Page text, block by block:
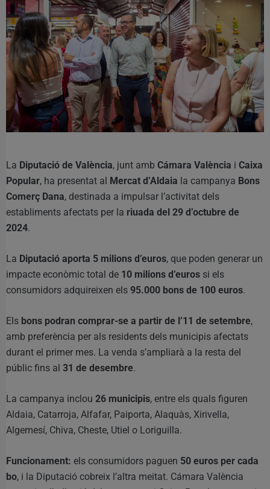
La Diputació de València, junt amb Cámara València i Caixa
Popular, ha presentat al Mercat d’Aldaia la campanya Bons
Comerç Dana, destinada a impulsar l’activitat dels
establiments afectats per la riuada del 29 d’octubre de
2024.
La Diputació aporta 5 milions d’euros, que poden generar un
impacte econòmic total de 10 milions d’euros si els
consumidors adquireixen els 95.000 bons de 100 euros.
Els bons podran comprar-se a partir de l’11 de setembre,
amb preferència per als residents dels municipis afectats
durant el primer mes. La venda s’ampliarà a la resta del
públic fins al 31 de desembre.
La campanya inclou 26 municipis, entre els quals figuren
Aldaia, Catarroja, Alfafar, Paiporta, Alaquàs, Xirivella,
Algemesí, Chiva, Cheste, Utiel o Loriguilla.
Funcionament: els consumidors paguen 50 euros per cada
bo, i la Diputació cobreix l’altra meitat. Cámara València